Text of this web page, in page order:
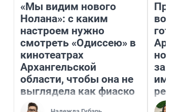
«Мы видим нового
Нолана»: с каким
настроем нужно
смотреть «Одиссею» в
кинотеатрах
Архангельской
области, чтобы она не
выглядела как фиаско
закон